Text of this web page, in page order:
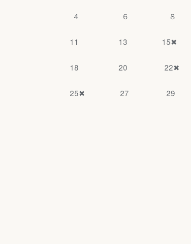
４ ６ ８
11 13 15✖
18 20 22✖
25✖ 27